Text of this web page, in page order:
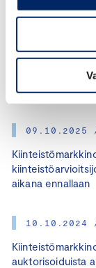
02.07.2026 /
arvioitsijoita –
09.10.2025 /
aikana ennallaan
10.10.2024 /
auktorisoiduista